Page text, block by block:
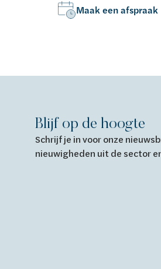
Maak een afspraak
Blijf op de hoogte
Schrijf je in voor onze
nieuwigheden uit de sector